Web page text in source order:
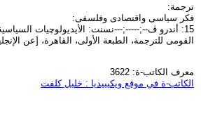
ترجمة:
فكر سياسى واقتصادى وفلسفى:
15: أندرو ڤ--;-----;---نسنت: الأيديولوچيات
القومى للترجمة، الطبعة الأولى، القاهرة، [عن
معرف الكاتب-ة: 3622
الكاتب-ة في موقع ويكيبيديا : خليل كلفت